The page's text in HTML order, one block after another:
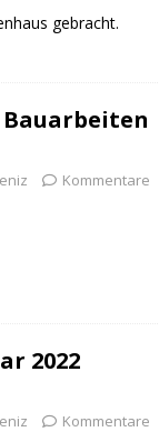
gebracht.
Kommentare
2022
Kommentare